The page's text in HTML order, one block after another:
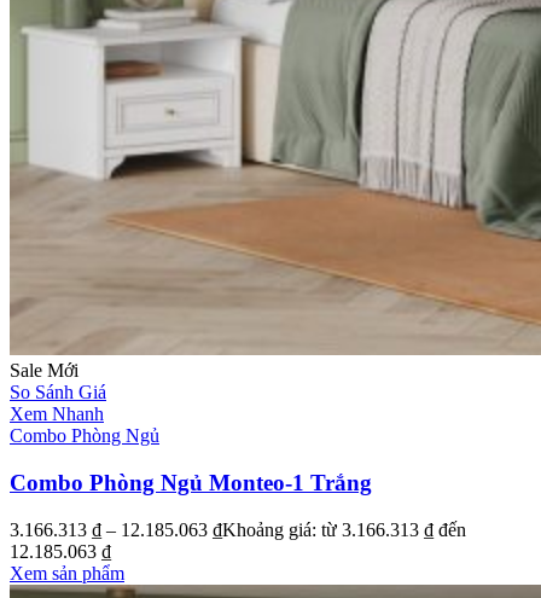
Sale Mới
So Sánh Giá
Xem Nhanh
Combo Phòng Ngủ
Combo Phòng Ngủ Monteo-1 Trắng
3.166.313 ₫ – 12.185.063 ₫Khoảng giá: từ 3.166.313 ₫ đến
12.185.063 ₫
Xem sản phẩm